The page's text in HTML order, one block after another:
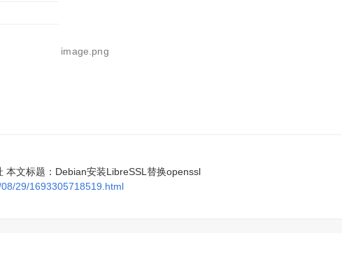
image.png
本文标题：Debian安装LibreSSL替换openssl
29/1693305718519.html